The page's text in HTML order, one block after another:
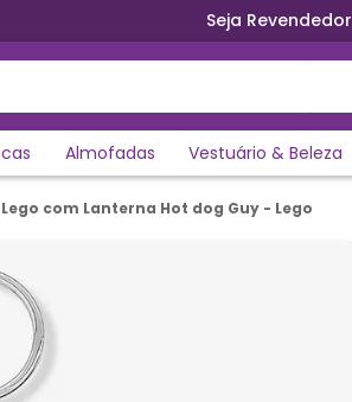
Seja Revendedor
Almofadas Vestuário & Beleza
com Lanterna Hot dog Guy - Lego